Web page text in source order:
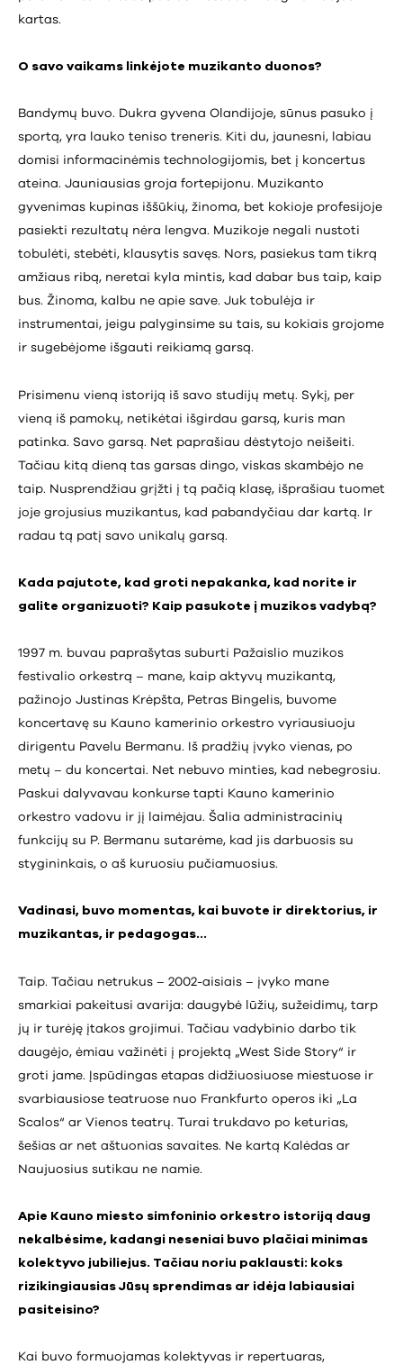
kartas.
O savo vaikams linkėjote muzikanto duonos?
Bandymų buvo. Dukra gyvena Olandijoje, sūnus pasuko į
sportą, yra lauko teniso treneris. Kiti du, jaunesni, labiau
domisi informacinėmis technologijomis, bet į koncertus
ateina. Jauniausias groja fortepijonu. Muzikanto
gyvenimas kupinas iššūkių, žinoma, bet kokioje profesijoje
pasiekti rezultatų nėra lengva. Muzikoje negali nustoti
tobulėti, stebėti, klausytis savęs. Nors, pasiekus tam tikrą
amžiaus ribą, neretai kyla mintis, kad dabar bus taip, kaip
bus. Žinoma, kalbu ne apie save. Juk tobulėja ir
instrumentai, jeigu palyginsime su tais, su kokiais grojome
ir sugebėjome išgauti reikiamą garsą.
Prisimenu vieną istoriją iš savo studijų metų. Sykį, per
vieną iš pamokų, netikėtai išgirdau garsą, kuris man
patinka. Savo garsą. Net paprašiau dėstytojo neišeiti.
Tačiau kitą dieną tas garsas dingo, viskas skambėjo ne
taip. Nusprendžiau grįžti į tą pačią klasę, išprašiau tuomet
joje grojusius muzikantus, kad pabandyčiau dar kartą. Ir
radau tą patį savo unikalų garsą.
Kada pajutote, kad groti nepakanka, kad norite ir
galite organizuoti? Kaip pasukote į muzikos vadybą?
1997 m. buvau paprašytas suburti Pažaislio muzikos
festivalio orkestrą – mane, kaip aktyvų muzikantą,
pažinojo Justinas Krėpšta, Petras Bingelis, buvome
koncertavę su Kauno kamerinio orkestro vyriausiuoju
dirigentu Pavelu Bermanu. Iš pradžių įvyko vienas, po
metų – du koncertai. Net nebuvo minties, kad nebegrosiu.
Paskui dalyvavau konkurse tapti Kauno kamerinio
orkestro vadovu ir jį laimėjau. Šalia administracinių
funkcijų su P. Bermanu sutarėme, kad jis darbuosis su
stygininkais, o aš kuruosiu pučiamuosius.
Vadinasi, buvo momentas, kai buvote ir direktorius, ir
muzikantas, ir pedagogas…
Taip. Tačiau netrukus – 2002-aisiais – įvyko mane
smarkiai pakeitusi avarija: daugybė lūžių, sužeidimų, tarp
jų ir turėję įtakos grojimui. Tačiau vadybinio darbo tik
daugėjo, ėmiau važinėti į projektą „West Side Story“ ir
groti jame. Įspūdingas etapas didžiuosiuose miestuose ir
svarbiausiose teatruose nuo Frankfurto operos iki „La
Scalos“ ar Vienos teatrų. Turai trukdavo po keturias,
šešias ar net aštuonias savaites. Ne kartą Kalėdas ar
Naujuosius sutikau ne namie.
Apie Kauno miesto simfoninio orkestro istoriją daug
nekalbėsime, kadangi neseniai buvo plačiai minimas
kolektyvo jubiliejus. Tačiau noriu paklausti: koks
rizikingiausias Jūsų sprendimas ar idėja labiausiai
pasiteisino?
Kai buvo formuojamas kolektyvas ir repertuaras,